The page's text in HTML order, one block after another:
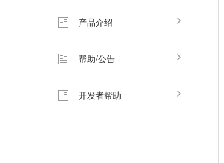
产品介绍
帮助/公告
开发者帮助